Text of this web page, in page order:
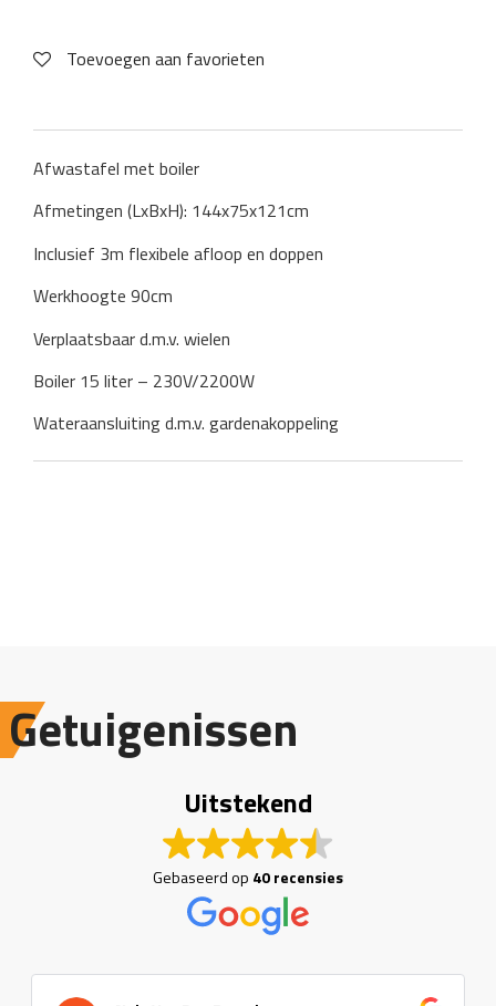
Toevoegen aan favorieten
Afwastafel met boiler
Afmetingen (LxBxH): 144x75x121cm
Inclusief 3m flexibele afloop en doppen
Werkhoogte 90cm
Verplaatsbaar d.m.v. wielen
Boiler 15 liter – 230V/2200W
Wateraansluiting d.m.v. gardenakoppeling
Getuigenissen
Uitstekend
Gebaseerd op 40 recensies